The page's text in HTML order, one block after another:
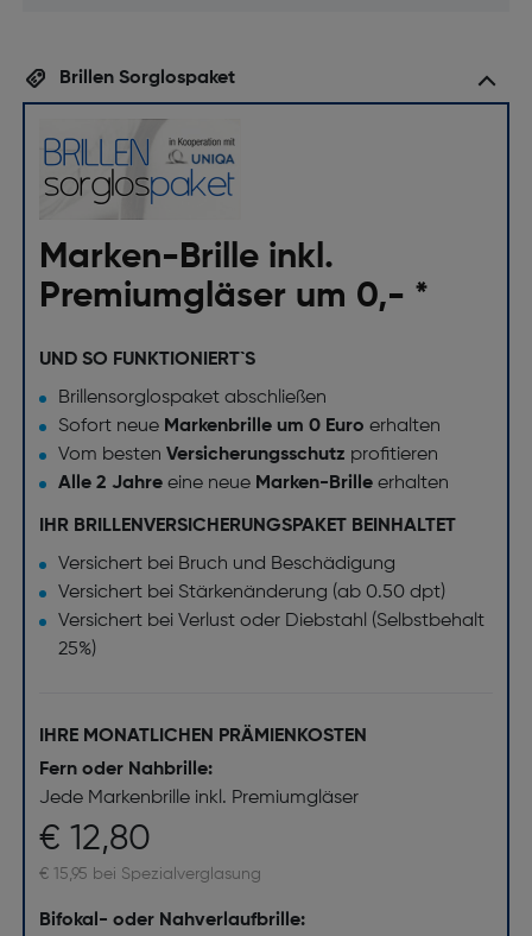
Brillen Sorglospaket
Marken-Brille inkl.
Premiumgläser um 0,- *
UND SO FUNKTIONIERT`S
Brillensorglospaket abschließen
Sofort neue Markenbrille um 0 Euro erhalten
Vom besten Versicherungsschutz profitieren
Alle 2 Jahreeine neue Marken-Brille erhalten
IHR BRILLENVERSICHERUNGSPAKET BEINHALTET
Versichert bei Bruch und Beschädigung
Versichert bei Stärkenänderung (ab 0.50 dpt)
Versichert bei Verlust oder Diebstahl (Selbstbehalt
25%)
IHRE MONATLICHEN PRÄMIENKOSTEN
Fern oder Nahbrille:
Jede Markenbrille inkl. Premiumgläser
€ 12,80
€ 15,95 bei Spezialverglasung
Bifokal- oder Nahverlaufbrille: